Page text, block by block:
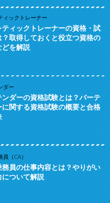
ィックトレーナー
ティックトレーナーの資格・試
？取得しておくと役立つ資格の
どを解説
ダー
ンダーの資格試験とは？バーテ
に関する資格試験の概要と合格
員（CA）
務員の仕事内容とは？やりがい
について解説